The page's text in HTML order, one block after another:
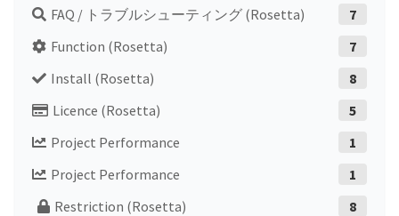
FAQ / トラブルシューティング (Rosetta)
7
Function (Rosetta)
7
Install (Rosetta)
8
Licence (Rosetta)
5
Project Performance
1
Project Performance
1
Restriction (Rosetta)
8